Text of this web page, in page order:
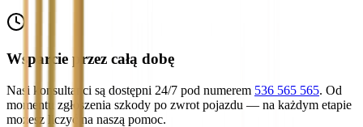
Wsparcie przez całą dobę
Nasi konsultanci są dostępni 24/7 pod numerem 536 565 565. Od
momentu zgłoszenia szkody po zwrot pojazdu — na każdym etapie
możesz liczyć na naszą pomoc.